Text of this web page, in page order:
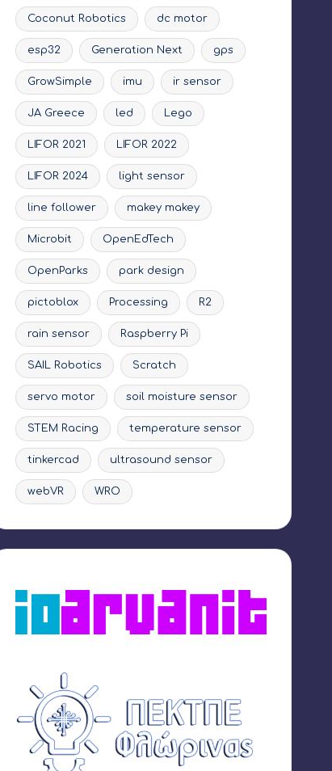
Coconut Robotics dc motor
esp32 Generation Next gps
GrowSimple imu ir sensor
JA Greece led Lego
LIFOR 2021 LIFOR 2022
LIFOR 2024 light sensor
line follower makey makey
Microbit OpenEdTech
OpenParks park design
pictoblox Processing R2
rain sensor Raspberry Pi
SAIL Robotics Scratch
servo motor soil moisture sensor
STEM Racing temperature sensor
tinkercad ultrasound sensor
webVR WRO